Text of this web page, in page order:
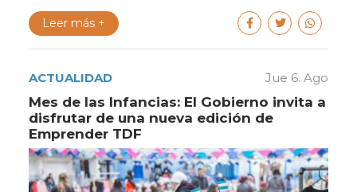
Leer más +
ACTUALIDAD Jue 6. Ago
Mes de las Infancias: El Gobierno invita a
disfrutar de una nueva edición de
Emprender TDF